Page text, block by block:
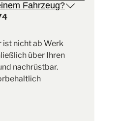
Fahrzeug?
ist nicht ab Werk
über Ihren
nachrüstbar.